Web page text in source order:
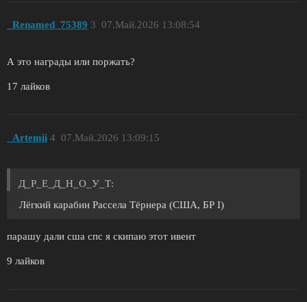
_Renamed_75389 07.Май.2026 13:08:54
3
А это награды или поржать?
17 лайков
_Artemii 07.Май.2026 13:09:15
4
Д_Р_Е_Д_Н_О_У_Т:
Лёгкий карабин Рассела Тёрнера (США, БР I)
парашу дали сша спс я скипаю этот ивент
9 лайков